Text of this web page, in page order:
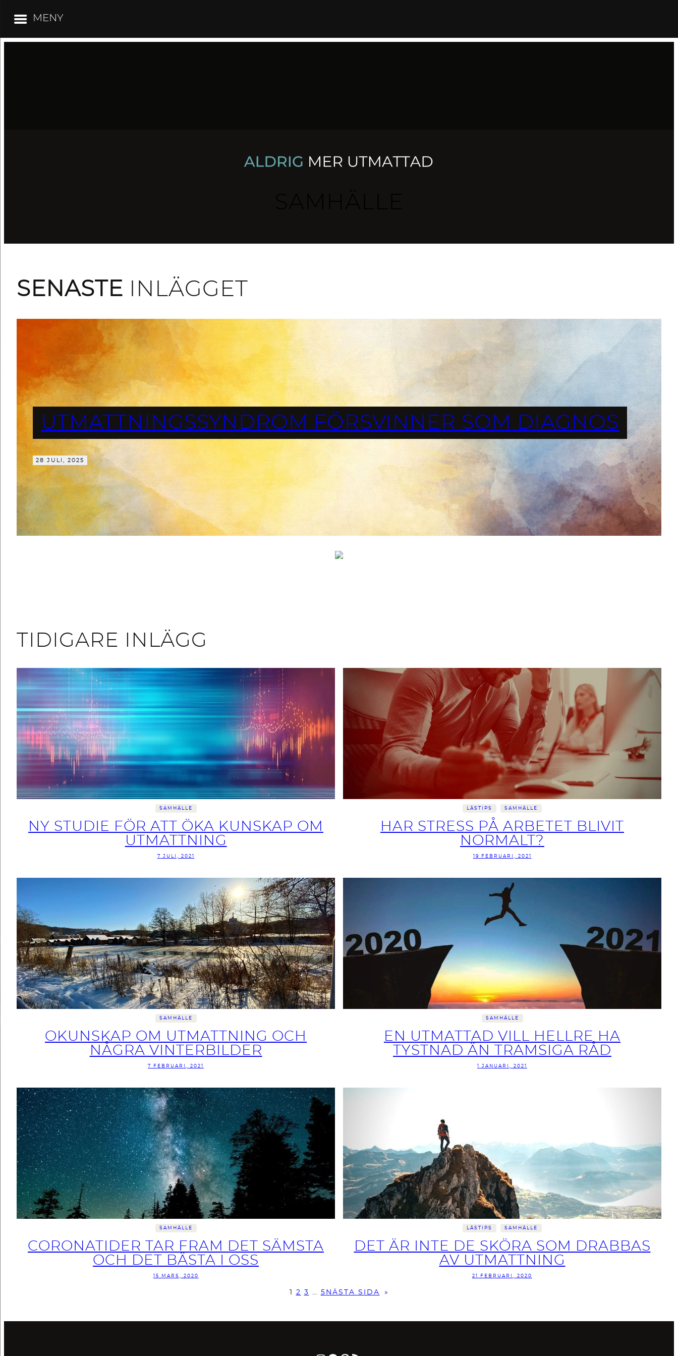
SENASTE INLÄGGET
UTMATTNINGSSYNDROM FÖRSVINNER SOM DIAGNOS
28 JULI, 2025
TIDIGARE INLÄGG
SAMHÄLLE
NY STUDIE FÖR ATT ÖKA KUNSKAP OM
UTMATTNING
7 JULI, 2021
LÄSTIPS SAMHÄLLE
HAR STRESS PÅ ARBETET BLIVIT
NORMALT?
19 FEBRUARI, 2021
SAMHÄLLE
OKUNSKAP OM UTMATTNING OCH
NÅGRA VINTERBILDER
7 FEBRUARI, 2021
SAMHÄLLE
EN UTMATTAD VILL HELLRE HA
TYSTNAD ÄN TRAMSIGA RÅD
1 JANUARI, 2021
SAMHÄLLE
CORONATIDER TAR FRAM DET SÄMSTA
OCH DET BÄSTA I OSS
15 MARS, 2020
LÄSTIPS SAMHÄLLE
DET ÄR INTE DE SKÖRA SOM DRABBAS
AV UTMATTNING
21 FEBRUARI, 2020
2 3 … 5 NÄSTA SIDA »
MENY